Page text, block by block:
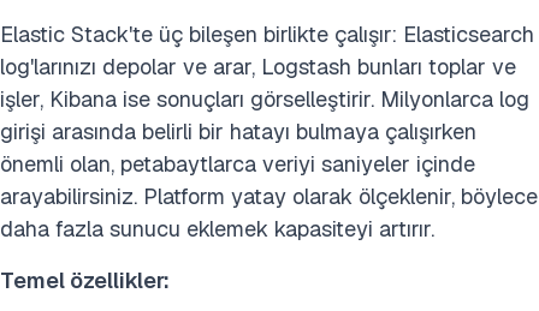
Elastic Stack'te üç bileşen birlikte çalışır: Elasticsearch
log'larınızı depolar ve arar, Logstash bunları toplar ve
işler, Kibana ise sonuçları görselleştirir. Milyonlarca log
girişi arasında belirli bir hatayı bulmaya çalışırken
önemli olan, petabaytlarca veriyi saniyeler içinde
arayabilirsiniz. Platform yatay olarak ölçeklenir, böylece
daha fazla sunucu eklemek kapasiteyi artırır.
Temel özellikler: